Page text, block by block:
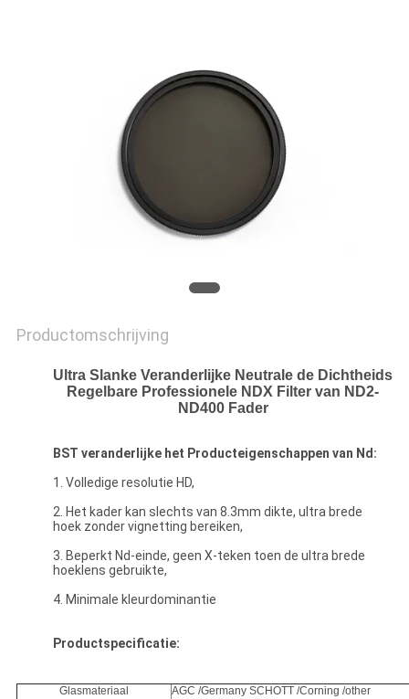
Productomschrijving
Ultra Slanke Veranderlijke Neutrale de Dichtheids
Regelbare Professionele NDX Filter van ND2-
ND400 Fader
BST veranderlijke het Producteigenschappen van Nd:
1. Volledige resolutie HD,
2. Het kader kan slechts van 8.3mm dikte, ultra brede
hoek zonder vignetting bereiken,
3. Beperkt Nd-einde, geen X-teken toen de ultra brede
hoeklens gebruikte,
4. Minimale kleurdominantie
Productspecificatie:
Glasmateriaal
AGC /Germany SCHOTT /Corning /other